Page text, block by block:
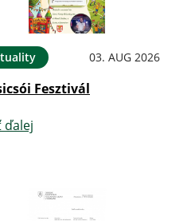
03. AUG 2026
Fesztivál
ďalej